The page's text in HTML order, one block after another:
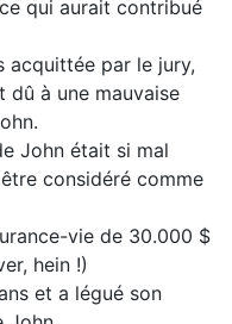
qui aurait contribué
acquittée par le jury,
à une mauvaise
John était si mal
considéré comme
vie de 30.000 $
hein !)
et a légué son